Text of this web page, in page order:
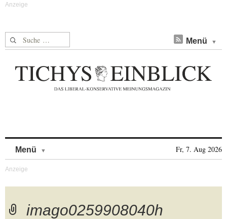
Suche nach: Menü
Menü Fr, 7. Aug 2026
imago0259908040h